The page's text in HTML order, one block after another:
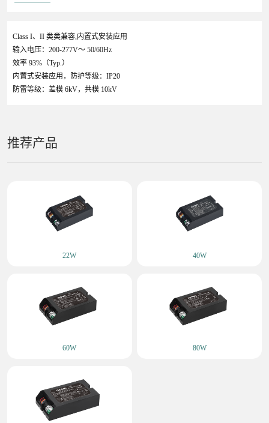
Class I、II 类类兼容,内置式安装应用
输入电压：200-277V～ 50/60Hz
效率 93%（Typ.）
内置式安装应用，防护等级：IP20
防雷等级：差模 6kV，共模 10kV
推荐产品
22W 40W
60W 80W